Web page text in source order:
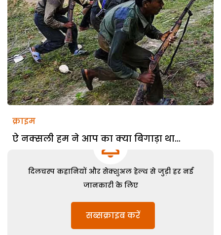
क्राइम
ऐ नक्सली हम ने आप का क्या बिगाड़ा था…
दिलचस्प कहानियों और सेक्शुअल हेल्थ से जुड़ी हर नई
जानकारी के लिए
सब्सक्राइब करें